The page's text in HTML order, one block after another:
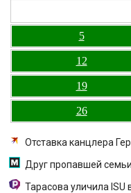
5
12
19
26
Отставка канцлера
Друг пропавшей
Тарасова уличила ISU